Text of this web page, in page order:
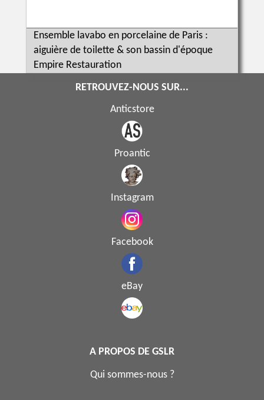
Ensemble lavabo en porcelaine de Paris :
aiguière de toilette & son bassin d'époque
Empire Restauration
RETROUVEZ-NOUS SUR...
Anticstore
Proantic
Instagram
Facebook
eBay
A PROPOS DE GSLR
Qui sommes-nous ?